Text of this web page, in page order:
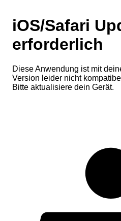
iOS/Safari
erforderlich
Diese Anwendung ist mit
Version leider nicht
Bitte aktualisiere dein Gerät.